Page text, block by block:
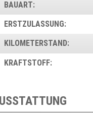
BAUART:
ERSTZULASSUNG:
KILOMETERSTAND:
KRAFTSTOFF: